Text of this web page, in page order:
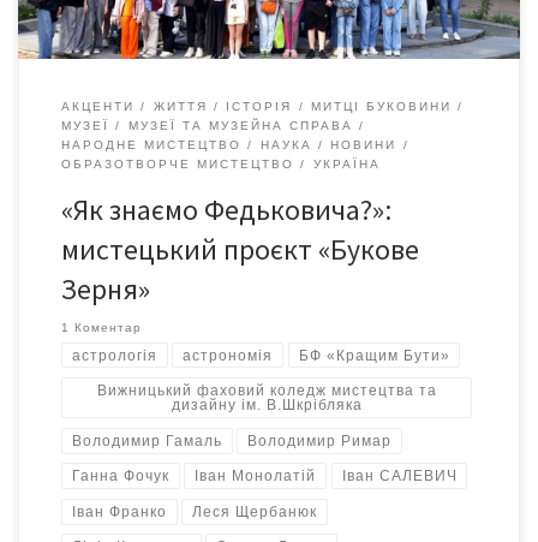
АКЦЕНТИ ЖИТТЯ ІСТОРІЯ
МИТЦІ БУКОВИНИ
МУЗЕЇ
МУЗЕЇ ТА МУЗЕЙНА СПРАВА
НАРОДНЕ МИСТЕЦТВО
НАУКА
НОВИНИ
ОБРАЗОТВОРЧЕ МИСТЕЦТВО
УКРАЇНА
«Як знаємо Федьковича?»:
мистецький проєкт «Букове
Зерня»
1 Коментар
астрологія астрономія БФ «Кращим Бути»
Вижницький фаховий коледж мистецтва та
дизайну ім. В.Шкрібляка
Володимир Гамаль Володимир Римар
Ганна Фочук Іван Монолатій Іван САЛЕВИЧ
Іван Франко Леся Щербанюк